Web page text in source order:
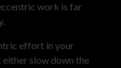
work is far
effort in your
slow down the